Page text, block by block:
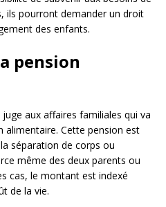
ils pourront demander un droit
des enfants.
pension
aux affaires familiales qui va
alimentaire. Cette pension est
séparation de corps ou
même des deux parents ou
cas, le montant est indexé
de la vie.